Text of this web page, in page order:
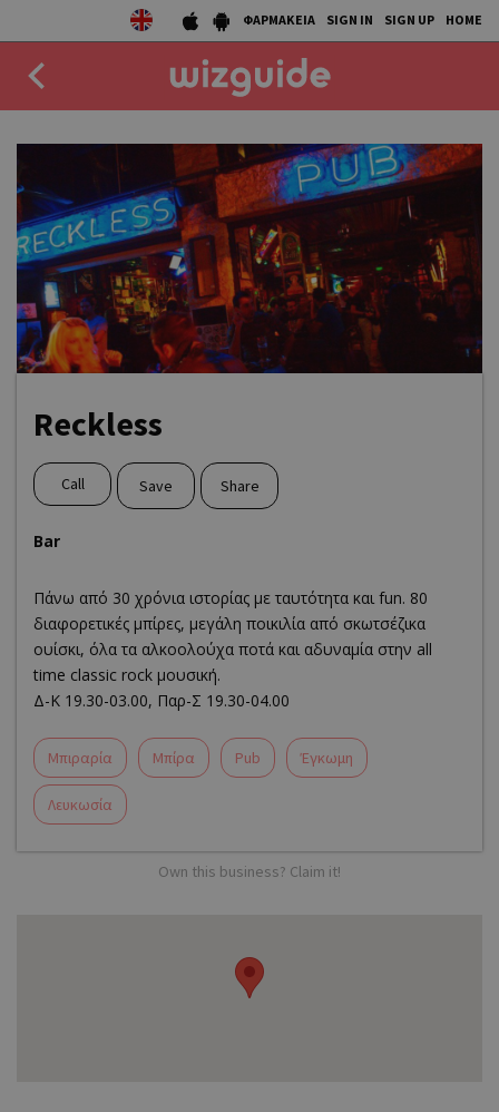
ΦΑΡΜΑΚΕΙΑ SIGN IN SIGN UP HOME
DRINK
50 BEST
AGENDA
COLLECTIONS
Reckless
Call Save Share
Bar
Πάνω από 30 χρόνια ιστορίας με ταυτότητα και fun. 80
διαφορετικές μπίρες, μεγάλη ποικιλία από σκωτσέζικα
ουίσκι, όλα τα αλκοολούχα ποτά και αδυναμία στην all
time classic rock μουσική.
Δ-Κ 19.30-03.00, Παρ-Σ 19.30-04.00
Μπιραρία Μπίρα Pub Έγκωμη
Λευκωσία
Own this business? Claim it!